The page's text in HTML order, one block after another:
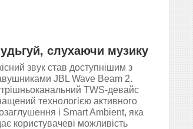
слухаючи музику
звук став доступнішим з
JBL Wave Beam 2.
TWS-девайс
технологією активного
і Smart Ambient, яка
користувачеві можливість